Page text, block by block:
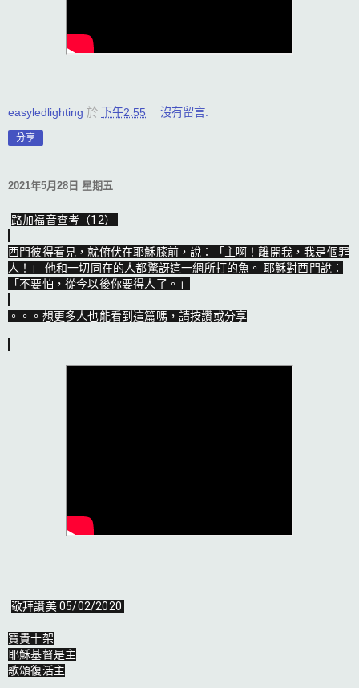
easyledlighting 於 下午2:55 沒有留言:
分享
2021年5月28日 星期五
路加福音查考（12）
西門彼得看見，就俯伏在耶穌膝前，說：「主啊！離開我，我是個罪
人！」 他和一切同在的人都驚訝這一網所打的魚。 耶穌對西門說：
「不要怕，從今以後你要得人了。」
。。。想更多人也能看到這篇嗎，請按讚或分享
敬拜讚美 05/02/2020
寶貴十架
耶穌基督是主
歌頌復活主